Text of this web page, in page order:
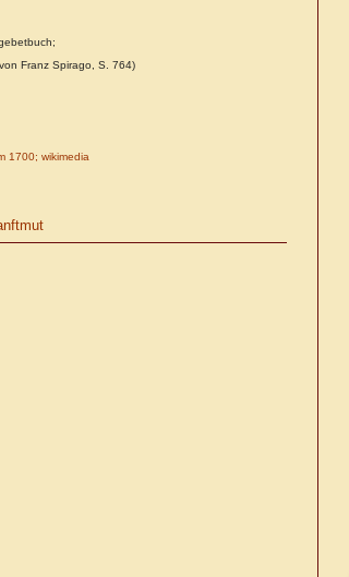
Franz Spirago, S. 764)
1700; wikimedia